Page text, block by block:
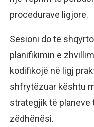
procedurave ligjore.
Sesioni do të
planifikimin e
kodifikojë në ligj
shfrytëzuar kështu
strategjik të planeve
zëdhënësi.